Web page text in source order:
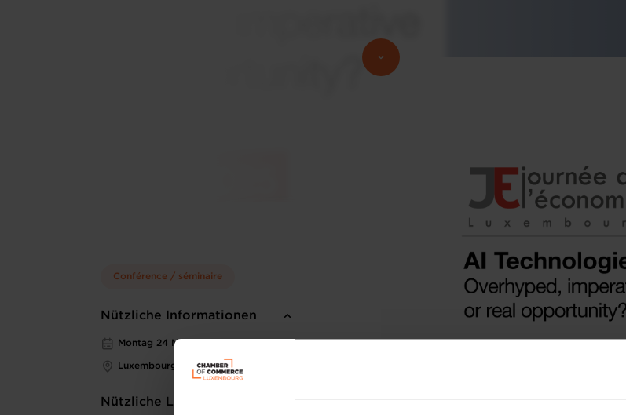
Conférence / séminaire
Nützliche Informationen
Montag 24 Mär 2025
Luxembourg Chamber of Commerce
Nützliche Links